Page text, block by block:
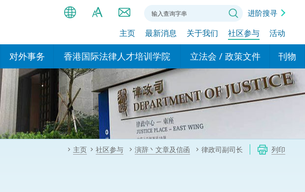
简
EN
Bahasa Indonesia (印尼语)
हिन्दी (印度语)
नेपाली (尼泊尔语)
ਪੰਜਾਬੀ (旁遮普语)
A
A
进阶搜寻
主页 最新消息 关于我们 社区参与 活动
对外事务
国际政府机构在香港设立办事
处或运作
多边协定
其他协定
香港国际法律人才培训学院
我们的学院
我们的专家委员会
我们的办公室
我们的培训课程和能力建设项
立法会 / 政策文件
现行政策措施
政策文件
特别财务委员会
刊物
基本
民事
主页 社区参与 演辞丶文章及信函 律政司副司长 列印